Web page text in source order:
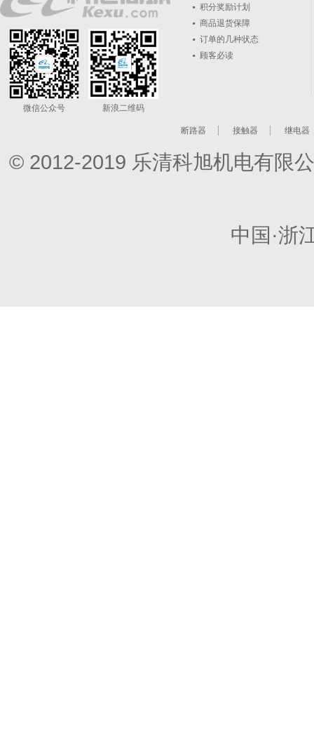
微信公众号 新浪二维码
积分奖励计划
商品退货保障
订单的几种状态
顾客必读
断路器 接触器 继电器
© 2012-2019 乐清科旭机电有限
中国·浙